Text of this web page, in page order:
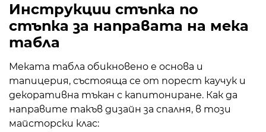
Инструкции стъпка по
стъпка за направата на мека
табла
Меката табла обикновено е основа и
тапицерия, състояща се от порест каучук и
декоративна тъкан с капитониране. Как да
направите такъв дизайн за спалня, в този
майсторски клас: